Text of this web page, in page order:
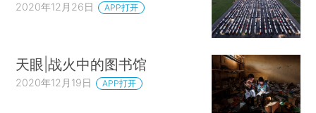
2020年12月26日 APP打开
天眼|战火中的图书馆
2020年12月19日 APP打开